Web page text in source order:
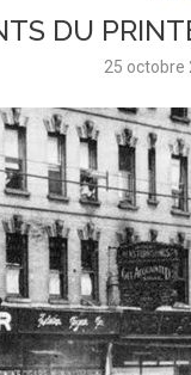
DU
25 octobre